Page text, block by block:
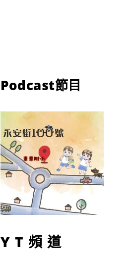
Podcast節目
YT頻道